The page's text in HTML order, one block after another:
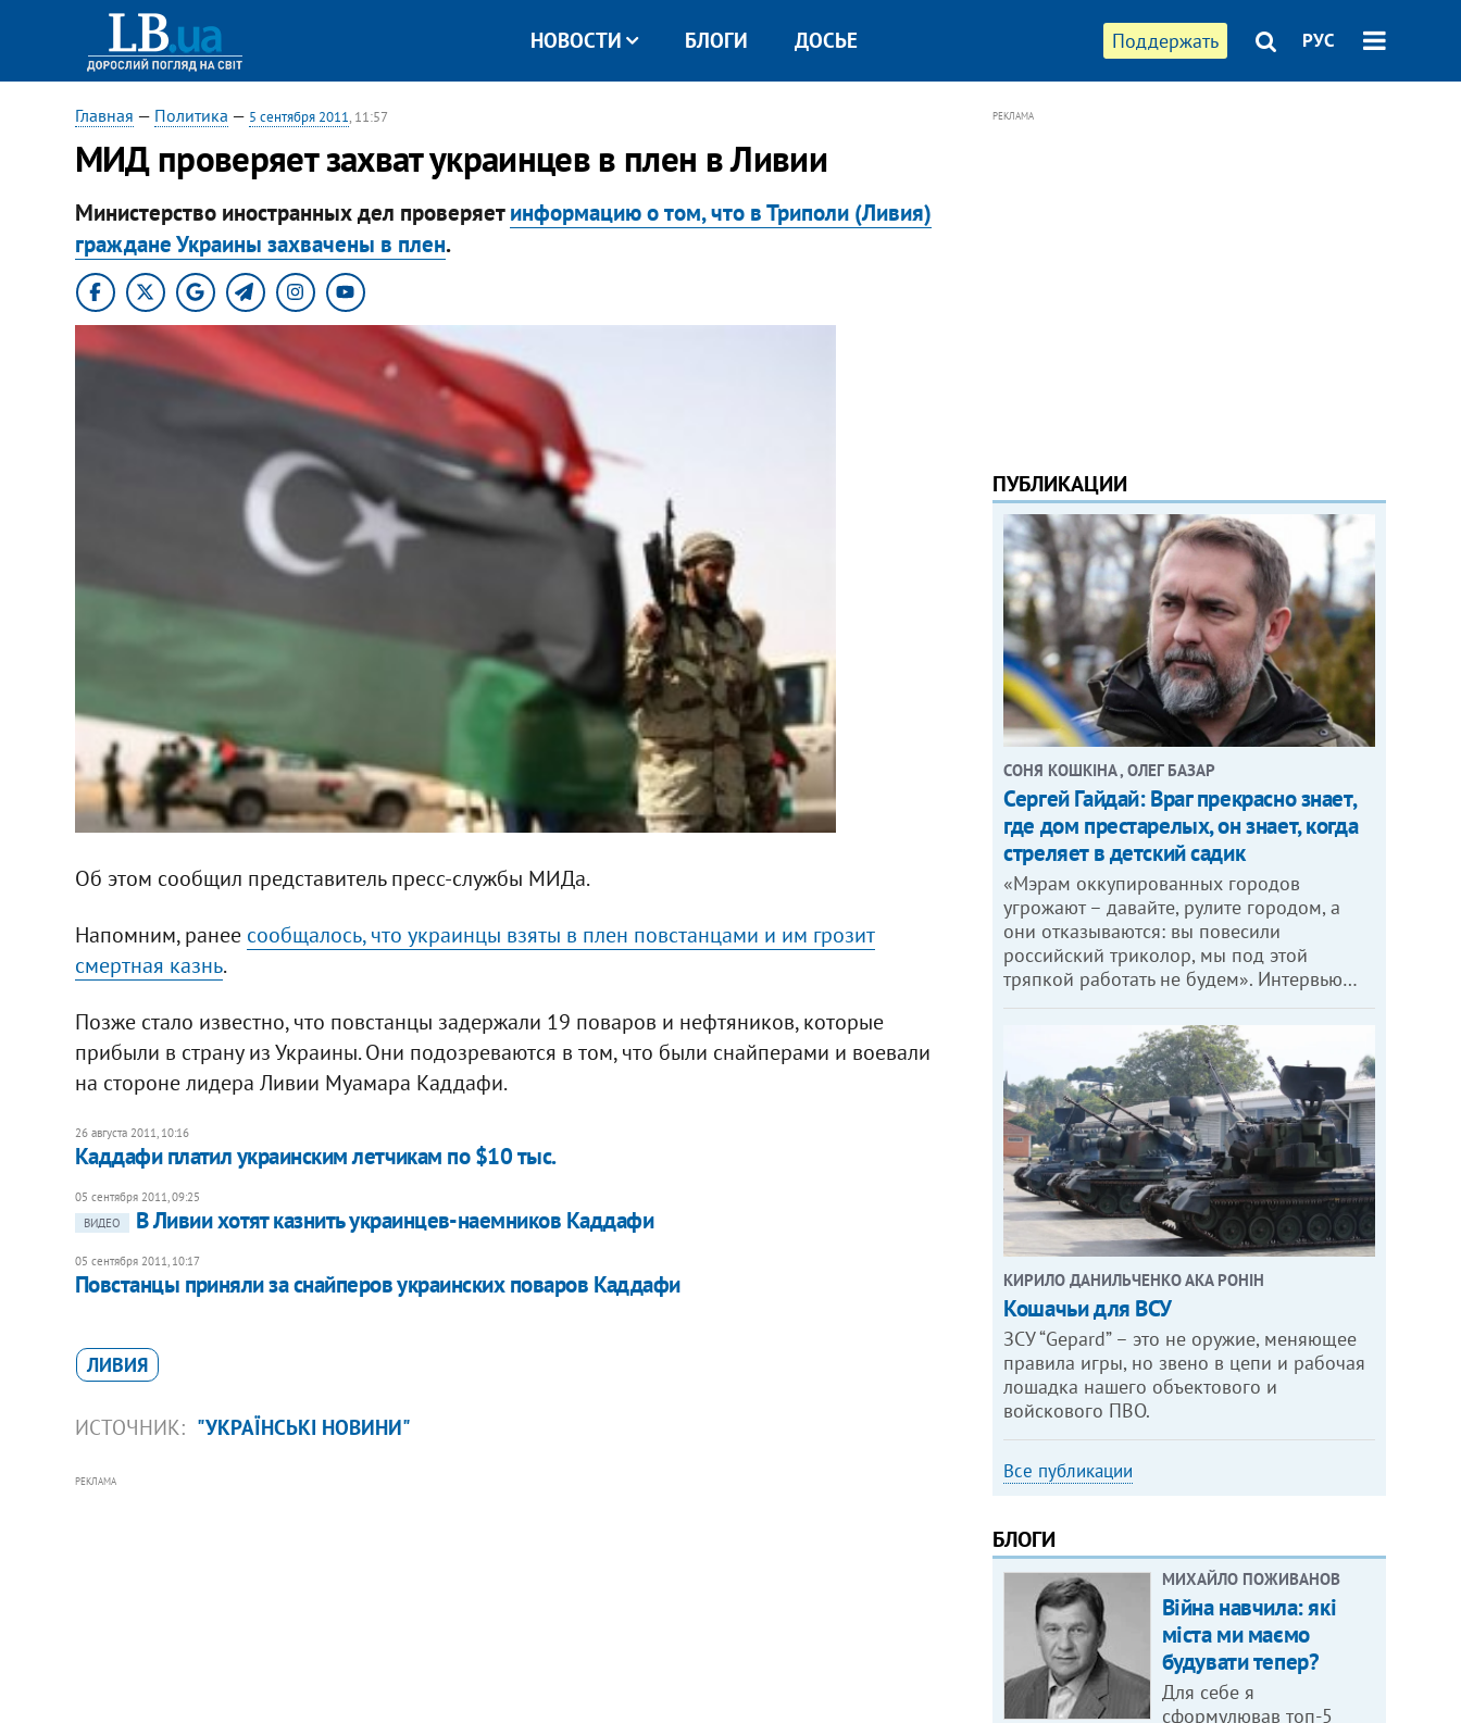
Поддержать РУС
НОВОСТИ БЛОГИ ДОСЬЕ
Главная — Политика — 5 сентября 2011, 11:57
МИД проверяет захват украинцев в плен в Ливии
Министерство иностранных дел проверяетинформацию о том, что в Триполи (Ливия)
граждане Украины захвачены в плен.
Об этом сообщил представитель пресс-службы МИДа.
Напомним, ранее сообщалось, что украинцы взяты в плен повстанцами и им грозит
смертная казнь.
Позже стало известно, что повстанцы задержали 19 поваров и нефтяников, которые
прибыли в страну из Украины. Они подозреваются в том, что были снайперами и воевали
на стороне лидера Ливии Муамара Каддафи.
26 августа 2011, 10:16
Каддафи платил украинским летчикам по $10 тыс.
05 сентября 2011, 09:25
ВИДЕО
В Ливии хотят казнить украинцев-наемников Каддафи
05 сентября 2011, 10:17
Повстанцы приняли за снайперов украинских поваров Каддафи
ЛИВИЯ
ИСТОЧНИК: "УКРАЇНСЬКІ НОВИНИ"
РЕКЛАМА
РЕКЛАМА
ПУБЛИКАЦИИ
СОНЯ КОШКІНА , ОЛЕГ БАЗАР
Сергей Гайдай: Враг прекрасно знает,
где дом престарелых, он знает, когда
стреляет в детский садик
«Мэрам оккупированных городов
угрожают – давайте, рулите городом, а
они отказываются: вы повесили
российский триколор, мы под этой
тряпкой работать не будем». Интервью…
КИРИЛО ДАНИЛЬЧЕНКО АКА РОНІН
Кошачьи для ВСУ
ЗСУ “Gepard” – это не оружие, меняющее
правила игры, но звено в цепи и рабочая
лошадка нашего объектового и
войскового ПВО.
Все публикации
БЛОГИ
МИХАЙЛО ПОЖИВАНОВ
Війна навчила: які
міста ми маємо
будувати тепер?
Для себе я
сформулював топ-5